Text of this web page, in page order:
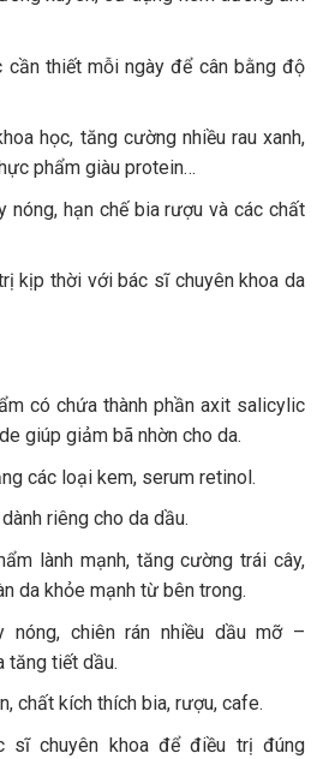
thiết mỗi ngày để cân bằng độ
học, tăng cường nhiều rau xanh,
phẩm giàu protein…
nóng, hạn chế bia rượu và các chất
kịp thời với bác sĩ chuyên khoa da
có chứa thành phần axit salicylic
giúp giảm bã nhờn cho da.
các loại kem, serum retinol.
riêng cho da dầu.
lành mạnh, tăng cường trái cây,
da khỏe mạnh từ bên trong.
nóng, chiên rán nhiều dầu mỡ –
tăng tiết dầu.
chất kích thích bia, rượu, cafe.
sĩ chuyên khoa để điều trị đúng